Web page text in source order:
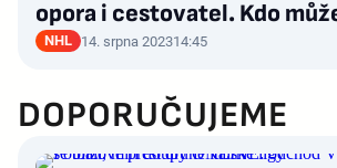
opora i cestovatel. Kdo
NHL 14. srpna 202314:45
DOPORUČUJEME